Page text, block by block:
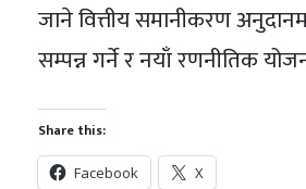
जाने वित्तीय समानीकरण
सम्पन्न गर्ने र नयाँ रणनीतिक
Share this:
Facebook X